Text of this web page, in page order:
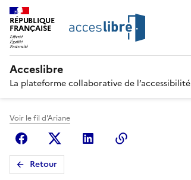
RÉPUBLIQUE
FRANÇAISE
Acceslibre
La plateforme collaborative de l’accessibilité
Voir le fil d'Ariane
FacebookX (anciennement Twitter)
Linkedin
Retour